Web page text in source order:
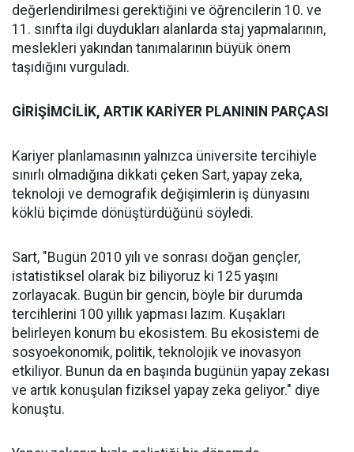
değerlendirilmesi gerektiğini ve öğrencilerin 10. ve
11. sınıfta ilgi duydukları alanlarda staj yapmalarının,
meslekleri yakından tanımalarının büyük önem
taşıdığını vurguladı.
GİRİŞİMCİLİK, ARTIK KARİYER PLANININ PARÇASI
Kariyer planlamasının yalnızca üniversite tercihiyle
sınırlı olmadığına dikkati çeken Sart, yapay zeka,
teknoloji ve demografik değişimlerin iş dünyasını
köklü biçimde dönüştürdüğünü söyledi.
Sart, "Bugün 2010 yılı ve sonrası doğan gençler,
istatistiksel olarak biz biliyoruz ki 125 yaşını
zorlayacak. Bugün bir gencin, böyle bir durumda
tercihlerini 100 yıllık yapması lazım. Kuşakları
belirleyen konum bu ekosistem. Bu ekosistemi de
sosyoekonomik, politik, teknolojik ve inovasyon
etkiliyor. Bunun da en başında bugünün yapay zekası
ve artık konuşulan fiziksel yapay zeka geliyor." diye
konuştu.